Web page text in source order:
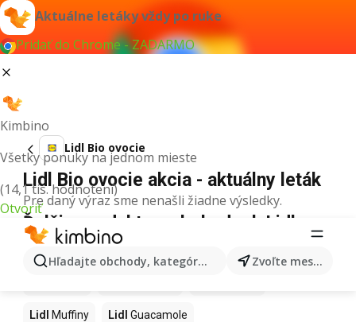
Aktuálne letáky vždy po ruke
Pridať do Chrome - ZADARMO
Kimbino
Všetky ponuky na jednom mieste
(14,1 tis. hodnotení)
Otvoriť
Hľadajte obchody, kategórie, produkty... Zvoľte mesto
Lidl Bio ovocie
Lidl Bio ovocie akcia - aktuálny leták
Pre daný výraz sme nenašli žiadne výsledky.
Ďalšie produkty v obchodoch Lidl
Lidl Muffiny Lidl Guacamole